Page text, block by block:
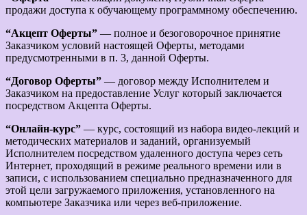
продажи доступа к обучающему программному обеспечению.
“Акцепт Оферты” — полное и безоговорочное принятие
Заказчиком условий настоящей Оферты, методами
предусмотренными в п. 3, данной Оферты.
“Договор Оферты” — договор между Исполнителем и
Заказчиком на предоставление Услуг который заключается
посредством Акцепта Оферты.
“Онлайн-курс” — курс, состоящий из набора видео-лекций и
методических материалов и заданий, организуемый
Исполнителем посредством удаленного доступа через сеть
Интернет, проходящий в режиме реального времени или в
записи, с использованием специально предназначенного для
этой цели загружаемого приложения, установленного на
компьютере Заказчика или через веб-приложение.